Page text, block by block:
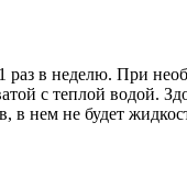
раз в неделю. При
с теплой водой.
в нем не будет